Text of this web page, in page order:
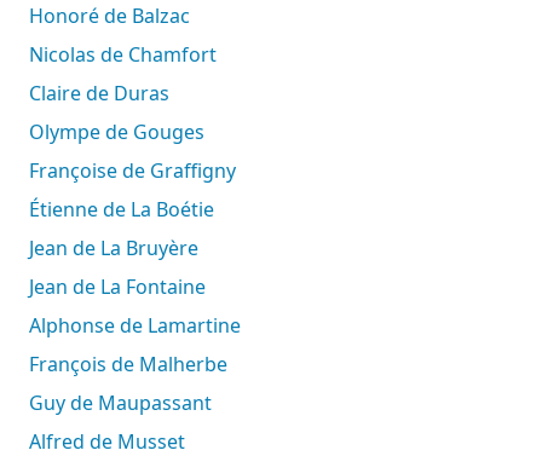
Honoré de Balzac
Nicolas de Chamfort
Claire de Duras
Olympe de Gouges
Françoise de Graffigny
Étienne de La Boétie
Jean de La Bruyère
Jean de La Fontaine
Alphonse de Lamartine
François de Malherbe
Guy de Maupassant
Alfred de Musset